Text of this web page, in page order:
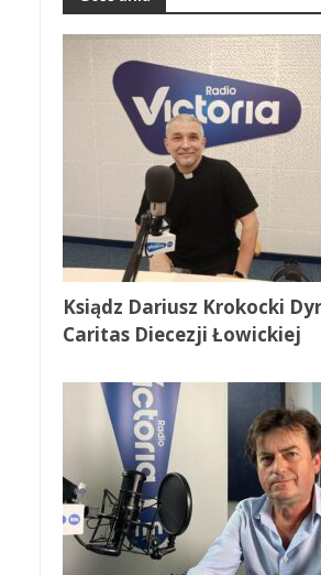
Ksiądz Dariusz Krokocki
Caritas Diecezji Łowickiej